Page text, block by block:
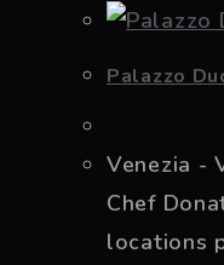
Palazzo
Venezia -
Chef
locations